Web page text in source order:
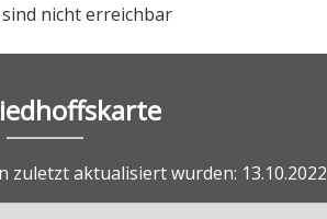
nicht erreichbar
zuletzt aktualisiert wurden: 13.10.2022